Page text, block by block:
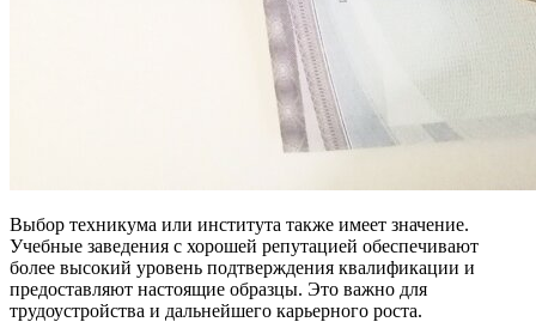
Выбор техникума или института также имеет значение.
Учебные заведения с хорошей репутацией обеспечивают
более высокий уровень подтверждения квалификации и
предоставляют настоящие образцы. Это важно для
трудоустройства и дальнейшего карьерного роста.